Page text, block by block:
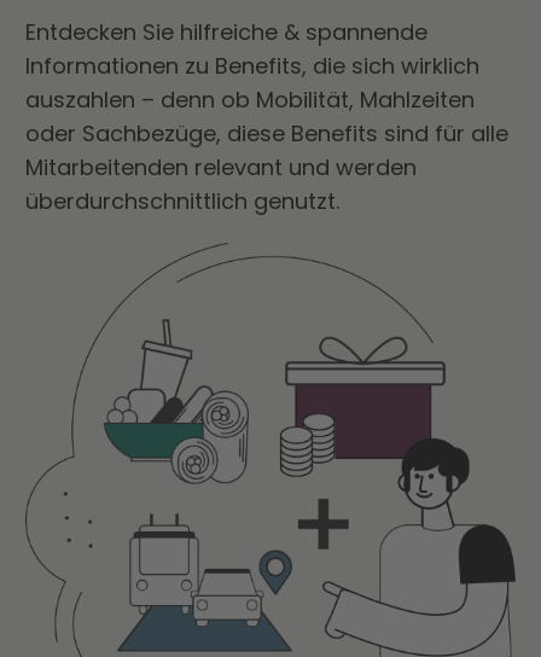
Entdecken Sie hilfreiche & spannende
Informationen zu Benefits, die sich wirklich
auszahlen – denn ob Mobilität, Mahlzeiten
oder Sachbezüge, diese Benefits sind für alle
Mitarbeitenden relevant und werden
überdurchschnittlich genutzt.